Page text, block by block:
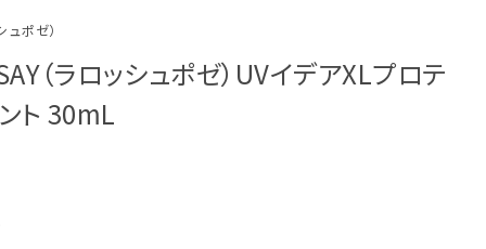
ポゼ）
（ラロッシュポゼ）UVイデアXLプロテ
ト 30mL